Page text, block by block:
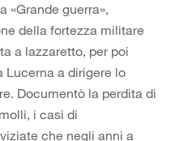
«Grande guerra»,
della fortezza militare
a lazzaretto, per poi
Lucerna a dirigere lo
Documentò la perdita di
i casi di
che negli anni a